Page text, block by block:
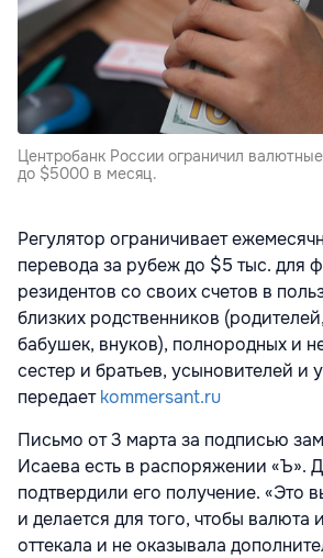
Центробанк России ограничил
до $5000 в месяц.
Регулятор ограничивает
перевода за рубеж до $5 тыс. для
резидентов со своих счетов в
близких родственников
бабушек, внуков), полнородных и
сестер и братьев, усыновителей и
передаетkommersant.ru
Письмо от 3 марта за подписью
Исаева есть в распоряжении «Ъ».
подтвердили его получение. «Это
и делается для того, чтобы валюта
оттекала и не оказывала